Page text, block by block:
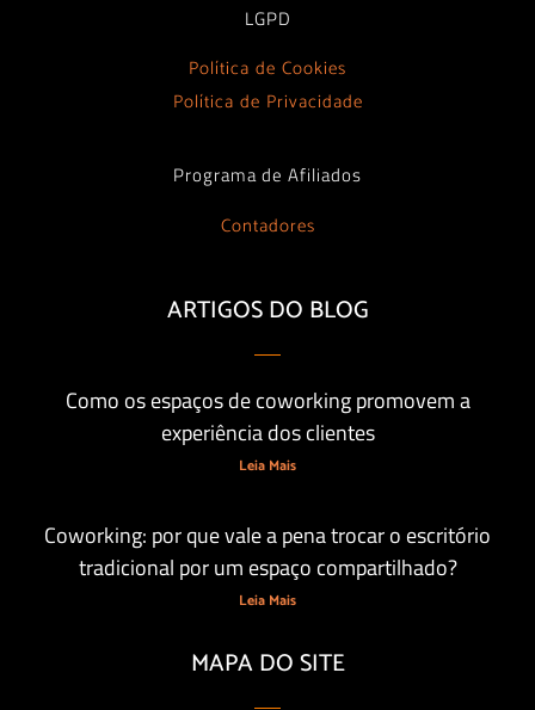
LGPD
Política de Cookies
Política de Privacidade
Programa de Afiliados
Contadores
ARTIGOS DO BLOG
Como os espaços de coworking promovem a
experiência dos clientes
Leia Mais
Coworking: por que vale a pena trocar o escritório
tradicional por um espaço compartilhado?
Leia Mais
MAPA DO SITE